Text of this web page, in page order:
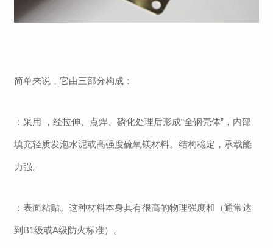
简单来说，它由三部分构成：
：采用 ，经拉伸、点焊、磷化处理后形成“全钢壳体” ，内部
填充轻质发泡水泥或高强度硫氧镁材料。结构稳定，承载能
力强。
：表面粘贴。这种材料本身具有很高的物理强度和 （通常达
到 B1级或A级防火标准）。